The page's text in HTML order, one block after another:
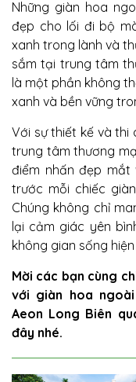
Những giàn hoa
đẹp cho lối đi bộ
xanh trong lành và
sắm tại trung tâm
là một phần không
xanh và bền vững
Với sự thiết kế và
trung tâm thương
điểm nhấn đẹp mắt
trước mỗi chiếc
Chúng không chỉ
lại cảm giác yên
không gian sống
Mời các bạn cùng
với giàn hoa
Aeon Long Biên
đây nhé.